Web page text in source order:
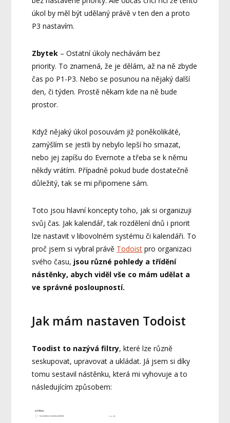
úkol by měl být udělaný právě v ten den a proto
P3 nastavím.
Zbytek – Ostatní úkoly nechávám bez
priority. To znamená, že je dělám, až na ně zbyde
čas po P1-P3. Nebo se posunou na nějaký další
den, či týden. Prostě někam kde na ně bude
prostor.
Když nějaký úkol posouvám již poněkolikáté,
zamýšlím se jestli by nebylo lepší ho smazat,
nebo jej zapíšu do Evernote a třeba se k němu
někdy vrátím. Případně pokud bude dostatečně
důležitý, tak se mi připomene sám.
Toto jsou hlavní koncepty toho, jak si organizuji
svůj čas. Jak kalendář, tak rozdělení dnů i priorit
lze nastavit v libovolném systému či kalendáři. To
proč jsem si vybral právě Todoist pro organizaci
svého času, jsou různé pohledy a třídění
nástěnky, abych viděl vše co mám udělat a
ve správné posloupností.
Jak mám nastaven Todoist
Toodist to nazývá filtry, které lze různě
seskupovat, upravovat a ukládat. Já jsem si díky
tomu sestavil nástěnku, která mi vyhovuje a to
následujícím způsobem: